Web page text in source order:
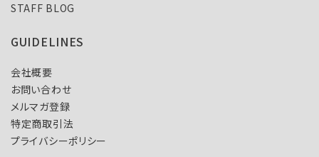
STAFF BLOG
GUIDELINES
会社概要
お問い合わせ
メルマガ登録
特定商取引法
プライバシーポリシー